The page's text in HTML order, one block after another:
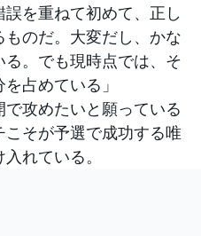
誤を重ねて初めて、正し
のだ。大変だし、かな
る。でも現時点では、そ
占めている」
攻めたいと願っている
そが予選で成功する唯
れている。